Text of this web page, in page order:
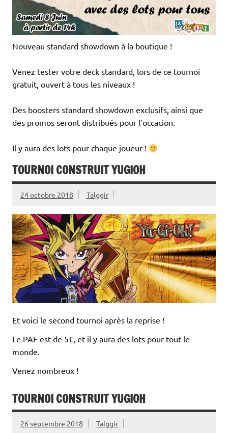
Nouveau standard showdown à la boutique !
Venez tester votre deck standard, lors de ce tournoi
gratuit, ouvert à tous les niveaux !
Des boosters standard showdown exclusifs, ainsi que
des promos seront distribués pour l’occacion.
Il y aura des lots pour chaque joueur !
TOURNOI CONSTRUIT YUGIOH
24 octobre 2018 Talggir
Et voici le second tournoi après la reprise !
Le PAF est de 5€, et il y aura des lots pour tout le
monde.
Venez nombreux !
TOURNOI CONSTRUIT YUGIOH
26 septembre 2018 Talggir